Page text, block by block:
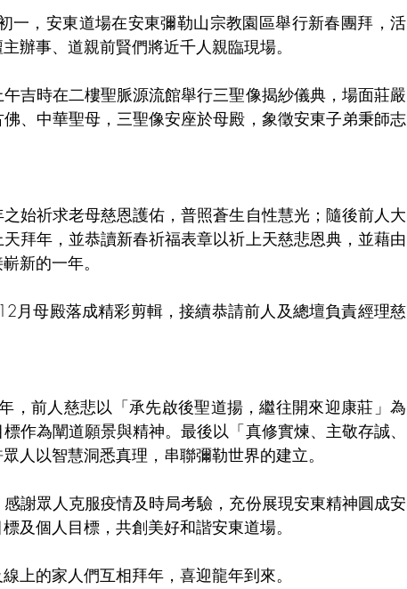
一，安東道場在安東彌勒山宗教園區舉行新春團拜，活
辦事、道親前賢們將近千人親臨現場。
吉時在二樓聖脈源流館舉行三聖像揭紗儀典，場面莊嚴
、中華聖母，三聖像安座於母殿，象徵安東子弟秉師志
始祈求老母慈恩護佑，普照蒼生自性慧光；隨後前人大
拜年，並恭讀新春祈福表章以祈上天慈悲恩典，並藉由
新的一年。
月母殿落成精彩剪輯，接續恭請前人及總壇負責經理慈
，前人慈悲以「承先啟後聖道揚，繼往開來迎康莊」為
作為闡道願景與精神。最後以「真修實煉、主敬存誠、
人以智慧洞悉真理，串聯彌勒世界的建立。
謝眾人克服疫情及時局考驗，充份展現安東精神圓成安
及個人目標，共創美好和諧安東道場。
上的家人們互相拜年，喜迎龍年到來。